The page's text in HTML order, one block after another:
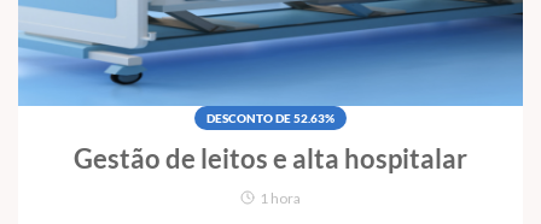
DESCONTO DE 52.63%
Gestão de leitos e alta hospitalar
1 hora